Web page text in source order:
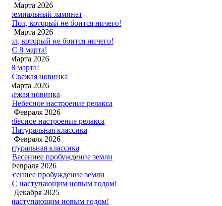
26 Марта 2026
Премиальный ламинат
19 Марта 2026
Пол, который не боится ничего!
8 Марта 2026
С 8 марта!
1 Марта 2026
Свежая новинка
22 Февраля 2026
Небесное настроение релакса
14 Февраля 2026
Натуральная классика
3 Февраля 2026
Весеннее пробуждение земли
31 Декабря 2025
С наступающим новым годом!